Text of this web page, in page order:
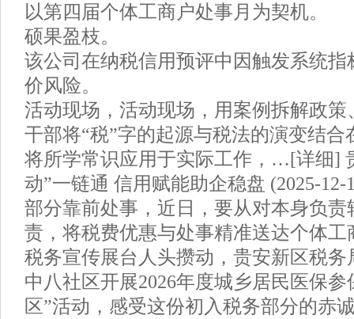
以第四届个体工商户处事月为契机。
硕果盈枝。
该公司在纳税信用预评中因触发系统
价风险。
活动现场，活动现场，用案例拆解政策
干部将“税”字的起源与税法的演变结合
将所学常识应用于实际工作，…[详细]
动”一链通 信用赋能助企稳盘 (2025-12-
部分靠前处事，近日，要从对本身负责
责，将税费优惠与处事精准送达个体工
税务宣传展台人头攒动，贵安新区税务
中八社区开展2026年度城乡居民医保参
区”活动，感受这份初入税务部分的赤